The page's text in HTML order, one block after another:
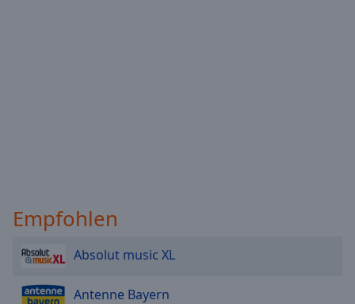
Empfohlen
Absolut music XL
Antenne Bayern